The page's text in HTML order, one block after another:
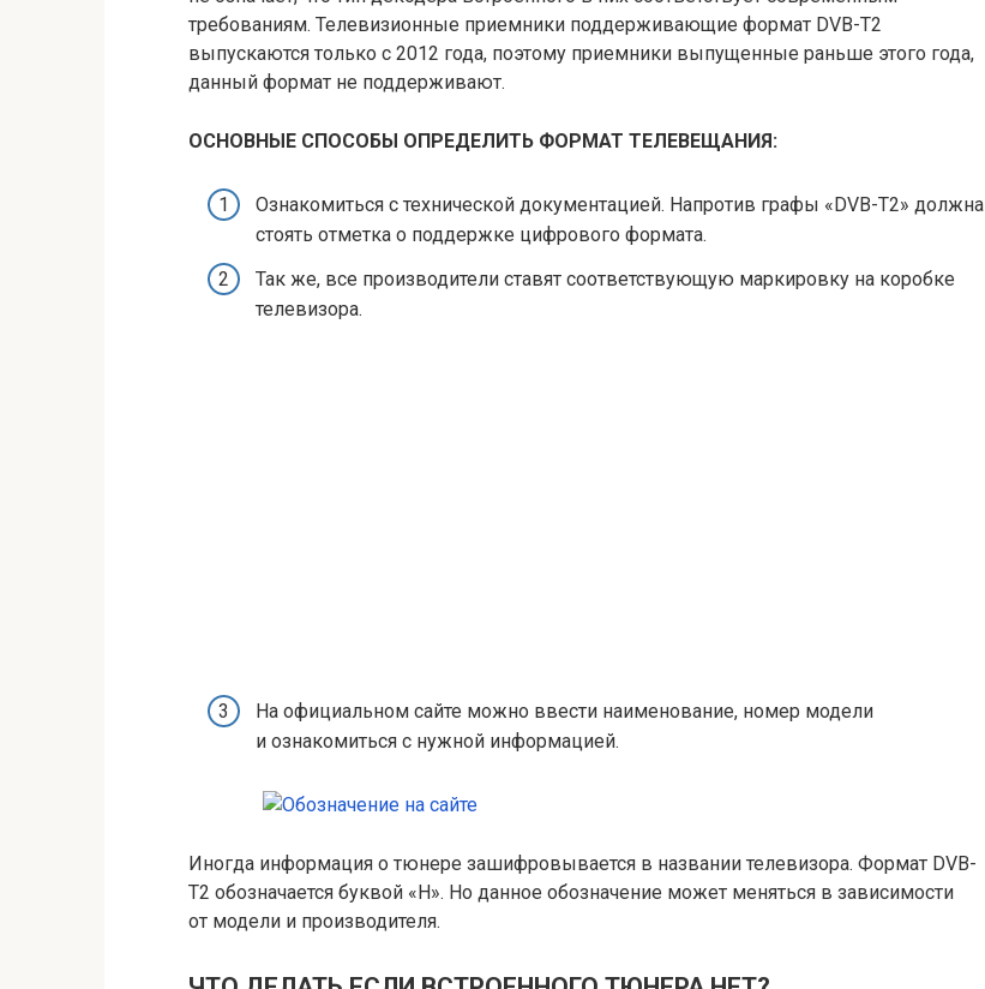
требованиям. Телевизионные приемники поддерживающие формат DVB-T2
выпускаются только с 2012 года, поэтому приемники выпущенные раньше этого года,
данный формат не поддерживают.
ОСНОВНЫЕ СПОСОБЫ ОПРЕДЕЛИТЬ ФОРМАТ ТЕЛЕВЕЩАНИЯ:
Ознакомиться с технической документацией. Напротив графы «DVB-T2» должна
стоять отметка о поддержке цифрового формата.
Так же, все производители ставят соответствующую маркировку на коробке
телевизора.
На официальном сайте можно ввести наименование, номер модели
и ознакомиться с нужной информацией.
Иногда информация о тюнере зашифровывается в названии телевизора. Формат DVB-
T2 обозначается буквой «H». Но данное обозначение может меняться в зависимости
от модели и производителя.